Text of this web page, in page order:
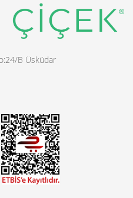
B Üsküdar